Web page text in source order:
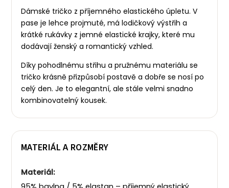
Dámské tričko z příjemného elastického úpletu. V
pase je lehce projmuté, má lodičkový výstřih a
krátké rukávky z jemné elastické krajky, které mu
dodávají ženský a romantický vzhled.
Díky pohodlnému střihu a pružnému materiálu se
tričko krásně přizpůsobí postavě a dobře se nosí po
celý den. Je to elegantní, ale stále velmi snadno
kombinovatelný kousek.
MATERIÁL A ROZMĚRY
Materiál: